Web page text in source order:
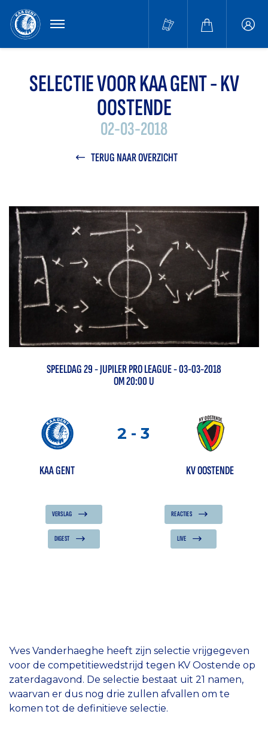
MENU
SELECTIE VOOR KAA GENT - KV
OOSTENDE
02-03-2018
TERUG NAAR OVERZICHT
SPEELDAG29-JUPILER PRO LEAGUE- 03-03-2018
OM 20:00 U
2 - 3
KAA GENT KV OOSTENDE
VERSLAG REACTIES
DIGEST LIVE
Yves Vanderhaeghe heeft zijn selectie vrijgegeven
voor de competitiewedstrijd tegen KV Oostende op
zaterdagavond. De selectie bestaat uit 21 namen,
waarvan er dus nog drie zullen afvallen om te
komen tot de definitieve selectie.